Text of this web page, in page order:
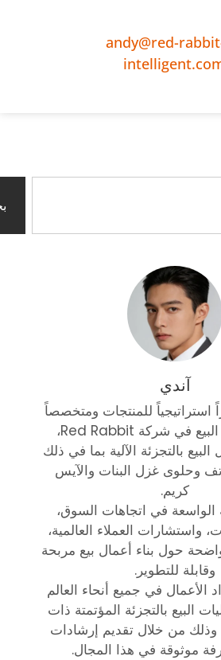
andy@red-
آندي
استراتيجياً للمنتجات ومتخصصاً
في تكنولوجيا البيع في شركة Red Rabbit،
بالتجزئة الآلية بما في ذلك
وحلوى غزل البنات والآيس
كريم.
في اتجاهات السوق،
واستشارات العملاء العالمية،
حول بناء أعمال بيع مربحة
وقابلة للتطوير.
الأعمال في جميع أنحاء العالم
البيع بالتجزئة المؤتمتة ذات
وذلك من خلال تقديم إرشادات
موثوقة في هذا المجال.